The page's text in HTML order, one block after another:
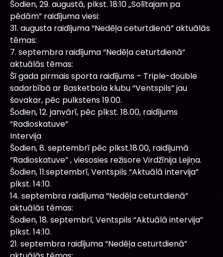
Šodien, 29. augustā, plkst. 18:10 „Solītajam pa
pēdām” raidījuma viesi:
31. augusta raidījuma “Nedēļa ceturtdienā” aktuālās
tēmas:
7. septembra raidījuma “Nedēļa ceturtdienā”
aktuālās tēmas:
Šī gada pirmais sporta raidījums – Triple-double
sadarbībā ar Basketbola klubu “Ventspils” jau
šovakar, pēc pulkstens 19.00.
Šodien, 12. janvārī, pēc plkst. 18.00, raidījums
“Radioskatuve”
Intervija
Šodien, 8. septembrī pēc plkst.18.00, raidījumā
“Radioskatuve” , viesosies režisore Virdžīnija Lejiņa.
Šodien, 11.septembrī, Ventspils “Aktuālā intervija”
plkst. 14:10.
14. septembra raidījuma “Nedēļa ceturtdienā”
aktuālās tēmas:
Šodien, 18. septembrī, Ventspils “Aktuālā intervija”
plkst. 14:10.
21. septembra raidījuma “Nedēļa ceturtdienā”